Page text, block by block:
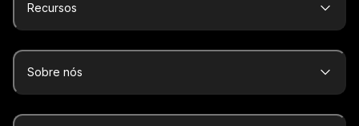
Recursos
Sobre nós